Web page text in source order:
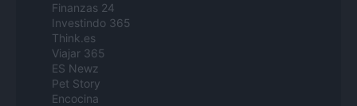
Finanzas 24
Investindo 365
Think.es
Viajar 365
ES Newz
Pet Story
Encocina